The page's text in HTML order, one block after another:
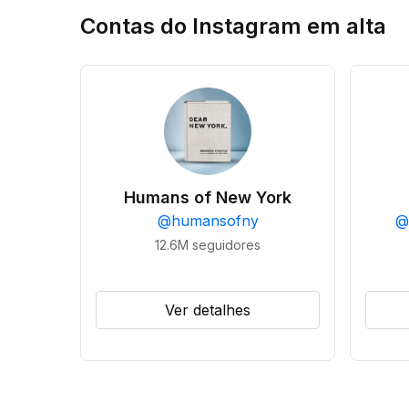
Contas do Instagram em alta
Humans of New York
@humansofny
12.6M seguidores
Ver detalhes
@